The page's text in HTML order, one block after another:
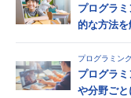
プログラ
的な方法を
プログラミン
プログラ
や分野ごと